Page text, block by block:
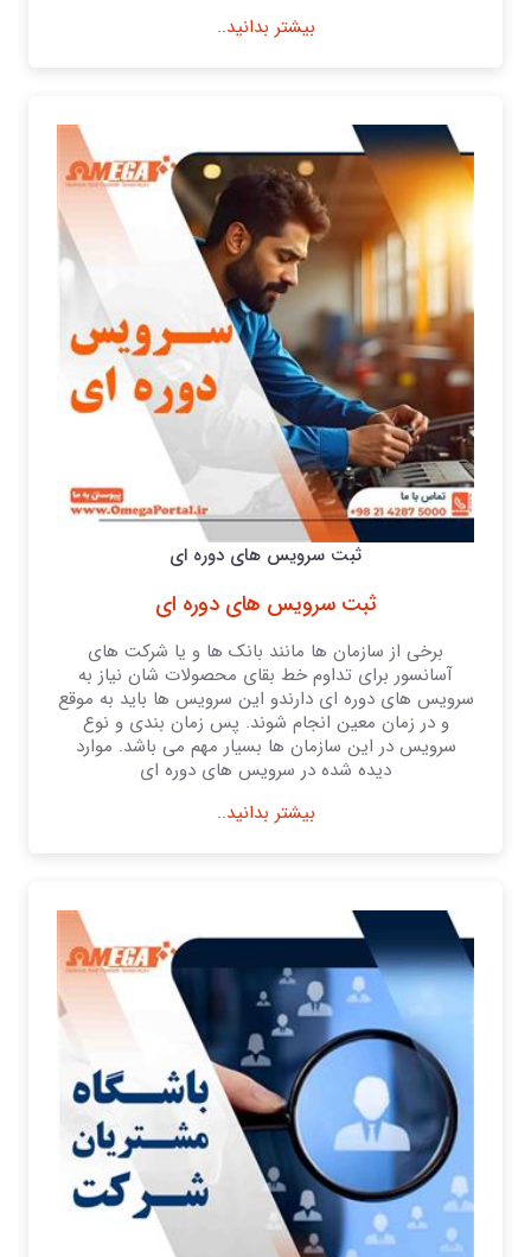
بیشتر بدانید..
ثبت سرویس های دوره ای
ثبت سرویس های دوره ای
برخی از سازمان ها مانند بانک ها و یا شرکت های
آسانسور برای تداوم خط بقای محصولات شان نیاز به
سرویس های دوره ای دارندو این سرویس ها باید به موقع
و در زمان معین انجام شوند. پس زمان بندی و نوع
سرویس در این سازمان ها بسیار مهم می باشد. موارد
دیده شده در سرویس های دوره ای
بیشتر بدانید..